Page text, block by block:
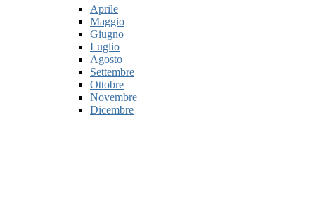
Aprile
Maggio
Giugno
Luglio
Agosto
Settembre
Ottobre
Novembre
Dicembre